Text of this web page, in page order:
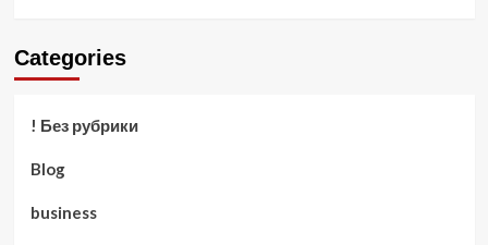
Categories
! Без рубрики
Blog
business